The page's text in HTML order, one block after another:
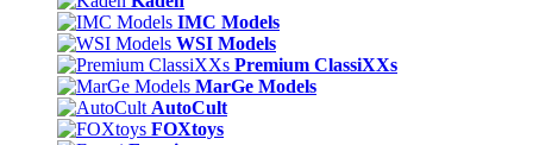
IMC Models
WSI Models
Premium ClassiXXs
MarGe Models
AutoCult
FOXtoys